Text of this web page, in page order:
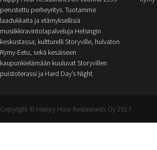
perustettu perheyritys. Tuotamme
laadukkaita ja elämyksellisiä
musiikkiravintolapalveluja Helsingin
keskustassa; kultturelli Storyville, hulvaton
Rymy-Eetu, sekä kesäiseen
kaupunkielämään kuuluvat Storyvillen
puistoterassi ja Hard Day’s Night.
Copyright © Happy Hour Restaurants Oy 2017